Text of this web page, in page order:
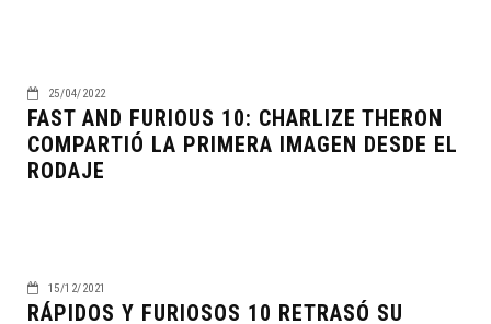
25/04/2022
FAST AND FURIOUS 10: CHARLIZE THERON
COMPARTIÓ LA PRIMERA IMAGEN DESDE EL
RODAJE
15/12/2021
RÁPIDOS Y FURIOSOS 10 RETRASÓ SU